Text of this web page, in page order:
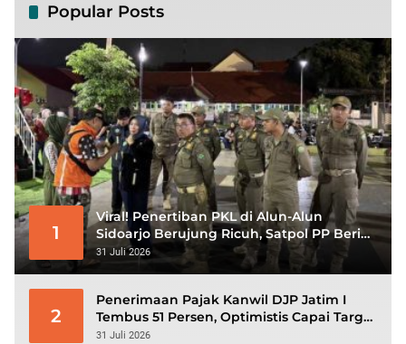
Popular Posts
1
Viral! Penertiban PKL di Alun-Alun
Sidoarjo Berujung Ricuh, Satpol PP Beri
Klarifikasi
31 Juli 2026
2
Penerimaan Pajak Kanwil DJP Jatim I
Tembus 51 Persen, Optimistis Capai Target
Rp56,3 Triliun
31 Juli 2026